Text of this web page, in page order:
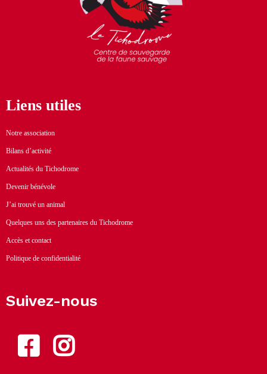
Liens utiles
Notre association
Bilans d’activité
Actualités du Tichodrome
Devenir bénévole
J’ai trouvé un animal
Quelques uns des partenaires du Tichodrome
Accès et contact
Politique de confidentialité
Suivez-nous